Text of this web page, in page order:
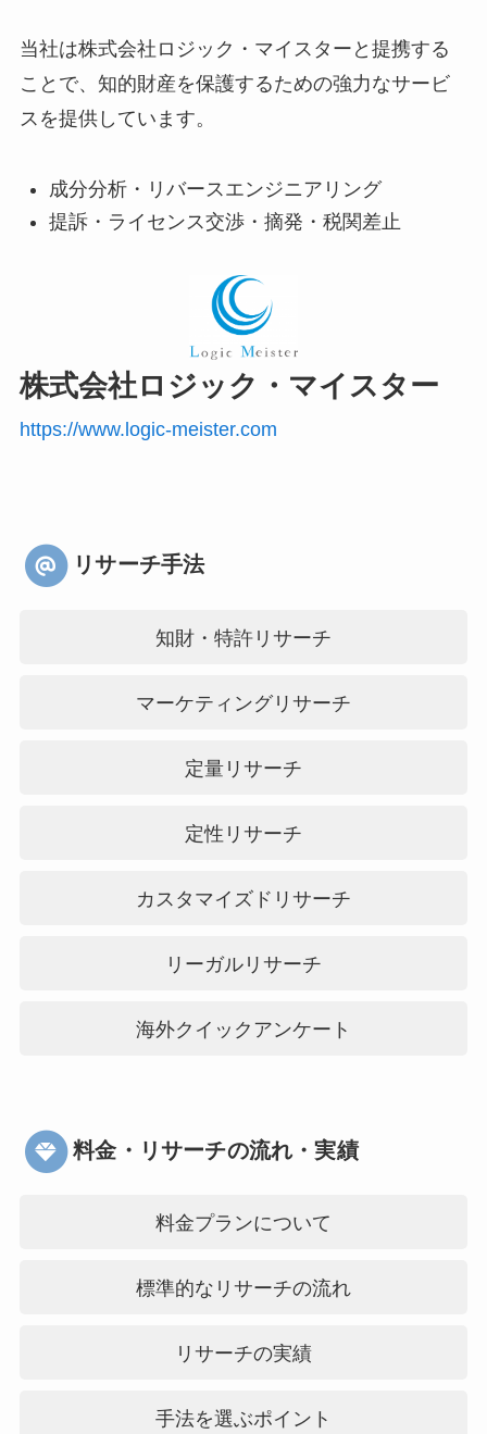
当社は株式会社ロジック・マイスターと提携する
ことで、知的財産を保護するための強力なサービ
スを提供しています。
成分分析・リバースエンジニアリング
提訴・ライセンス交渉・摘発・税関差止
株式会社ロジック・マイスター
https://www.logic-meister.com
リサーチ手法
知財・特許リサーチ
マーケティングリサーチ
定量リサーチ
定性リサーチ
カスタマイズドリサーチ
リーガルリサーチ
海外クイックアンケート
料金・リサーチの流れ・実績
料金プランについて
標準的なリサーチの流れ
リサーチの実績
手法を選ぶポイント